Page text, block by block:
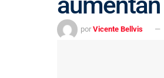
por Vicente Bellvis